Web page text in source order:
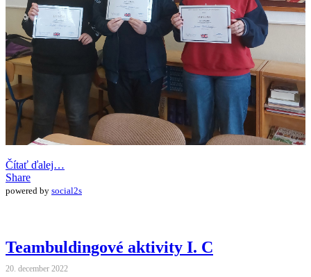
Čítať ďalej…
Share
powered by social2s
Teambuldingové aktivity I. C
20. december 2022